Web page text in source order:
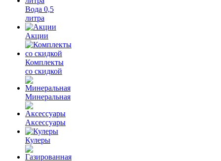
Вода 0,5
литра
Акции
Комплекты
со скидкой
Минеральная
Аксессуары
Кулеры